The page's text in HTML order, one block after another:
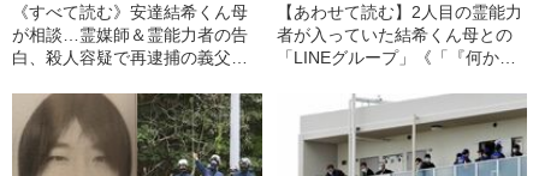
《すべて読む》安達結希くん母
が相談…霊媒師＆霊能力者の告
白、殺人容疑で再逮捕の義父・
「結希くんを殴り…」「再婚で
人相が変わった」…行方不明事
件の真相
【あわせて読む】2人目の霊能力
者が入っていた結希くん母との
「LINEグループ」《「『何か視